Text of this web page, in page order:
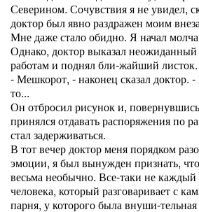
Северином. Сочувствия я не увидел,
доктор был явно раздражен моим
Мне даже стало обидно. Я начал
Однако, доктор выказал
работам и поднял бли-жайший
- Мешкорот, - наконец сказал доктор.
то...
Он отбросил рисунок и,
принялся отдавать распоряжения по
стал задерживаться.
В тот вечер доктор меня порядком
эмоции, я был вынужден признать,
весьма необычно. Все-таки не каждый
человека, который разговаривает с
парня, у которого была внуши-